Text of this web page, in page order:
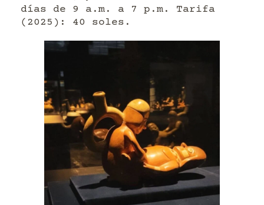
días de 9 a.m. a 7 p.m. Tarifa
(2025): 40 soles.